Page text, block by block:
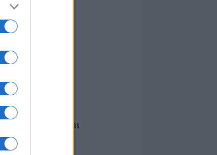
I nostri cari
Giovannimaria Cabras